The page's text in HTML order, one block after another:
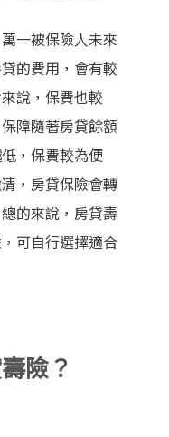
一被保險人未來
的費用，會有較
說，保費也較
障隨著房貸餘額
，保費較為便
，房貸保險會轉
的來說，房貸壽
可自行選擇適合
險？